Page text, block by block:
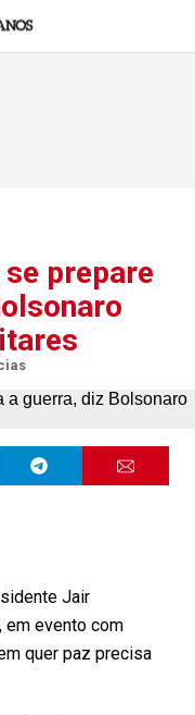
se prepare
Jair
em evento com
quer paz precisa